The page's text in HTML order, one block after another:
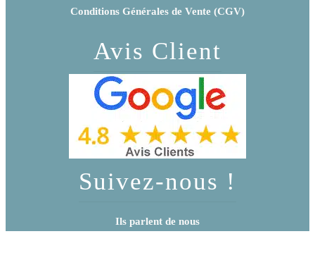
Conditions Générales de Vente (CGV)
Avis Client
Suivez-nous !
Ils parlent de nous